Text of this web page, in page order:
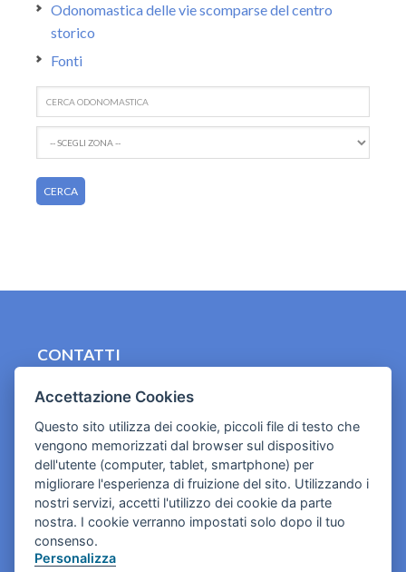
Odonomastica delle vie scomparse del centro
storico
Fonti
CONTATTI
Cookies e informativa privacy
Accettazione Cookies
Questo sito utilizza dei cookie, piccoli file di testo che
vengono memorizzati dal browser sul dispositivo
dell'utente (computer, tablet, smartphone) per
migliorare l'esperienza di fruizione del sito. Utilizzando i
nostri servizi, accetti l'utilizzo dei cookie da parte
nostra. I cookie verranno impostati solo dopo il tuo
consenso.
Personalizza